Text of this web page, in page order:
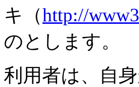
キ（http://
のとします。
利用者は、自